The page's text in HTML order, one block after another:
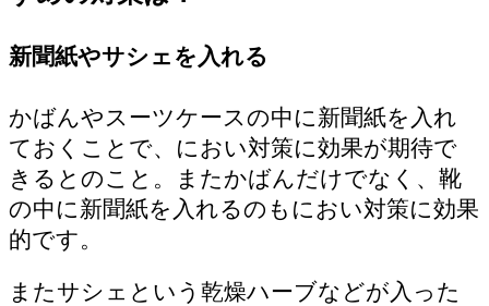
新聞紙やサシェを入れる
かばんやスーツケースの中に新聞紙を入れ
ておくことで、におい対策に効果が期待で
きるとのこと。またかばんだけでなく、靴
の中に新聞紙を入れるのもにおい対策に効果
的です。
またサシェという乾燥ハーブなどが入った